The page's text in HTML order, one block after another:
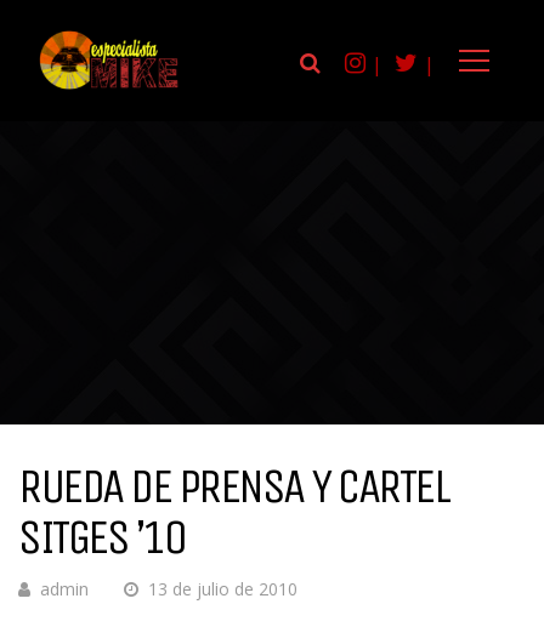
| |
RUEDA DE PRENSA Y CARTEL
SITGES ’10
admin 13 de julio de 2010